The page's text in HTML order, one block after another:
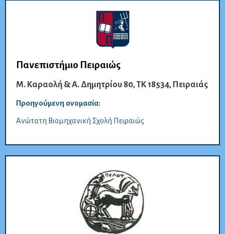
Πανεπιστήμιο Πειραιώς
Μ. Καραολή & Α. Δημητρίου 80, ΤΚ 18534, Πειραιάς
Προηγούμενη ονομασία:
Ανώτατη Βιομηχανική Σχολή Πειραιώς